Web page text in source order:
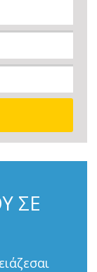
ΣΕ